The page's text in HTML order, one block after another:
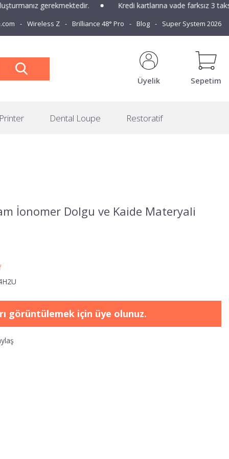
gerekmektedir. Kredi kartlarına vade farksız 3 taksit
Wireless Z Brilliance 48° Pro Blog Super System 2026
Üyelik Sepetim
Dental Loupe Restoratif
İonomer Dolgu ve Kaide Materyali
görüntülemek için üye olunuz.